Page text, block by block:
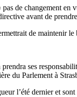
de changement
avant de
de maintenir
ses
du Parlement à
l’été dernier et